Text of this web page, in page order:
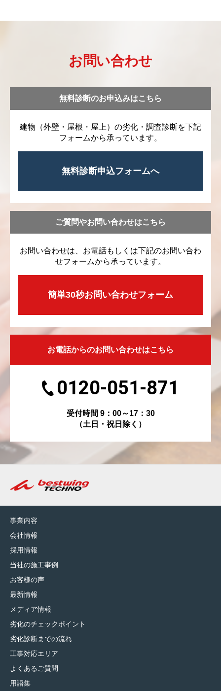
お問い合わせ
無料診断のお申込みはこちら
建物（外壁・屋根・屋上）の劣化・調査診断を下記
フォームから承っています。
無料診断申込フォームへ
ご質問やお問い合わせはこちら
お問い合わせは、お電話もしくは下記のお問い合わ
せフォームから承っています。
簡単30秒お問い合わせフォーム
お電話からのお問い合わせはこちら
0120-051-871
受付時間 9：00～17：30
（土日・祝日除く）
事業内容
会社情報
採用情報
当社の施工事例
お客様の声
最新情報
メディア情報
劣化のチェックポイント
劣化診断までの流れ
工事対応エリア
よくあるご質問
用語集